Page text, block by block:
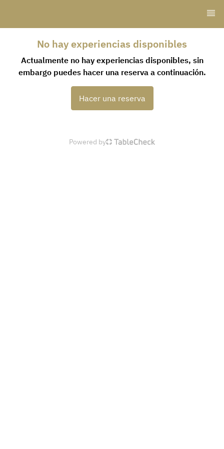
No hay experiencias disponibles
Actualmente no hay experiencias disponibles, sin
embargo puedes hacer una reserva a continuación.
Hacer una reserva
Powered by